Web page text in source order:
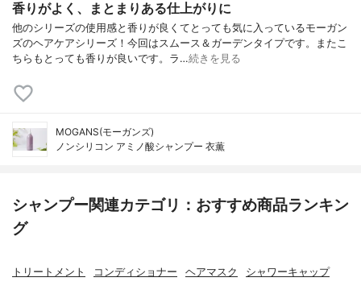
香りがよく、まとまりある仕上がりに
他のシリーズの使用感と香りが良くてとっても気に入っているモーガン
ズのヘアケアシリーズ！今回はスムース＆ガーデンタイプです。またこ
ちらもとっても香りが良いです。ラ…続きを見る
MOGANS(モーガンズ)
ノンシリコン アミノ酸シャンプー 衣薫
シャンプー関連カテゴリ：おすすめ商品ランキン
グ
トリートメント コンディショナー ヘアマスク シャワーキャップ